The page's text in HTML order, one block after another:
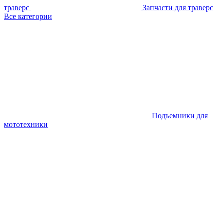
траверс
Запчасти для траверс
Все категории
Подъемники для
мототехники